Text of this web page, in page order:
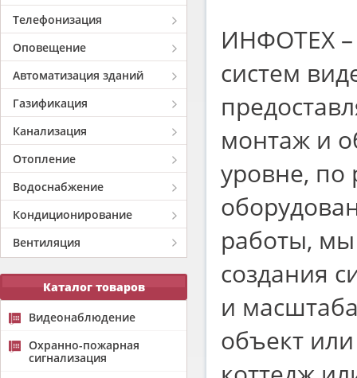
Телефонизация
Оповещение
Автоматизация зданий
Газификация
Канализация
Отопление
Водоснабжение
Кондиционирование
Вентиляция
Каталог товаров
Видеонаблюдение
Охранно-пожарная
сигнализация
ИНФОТЕХ –
систем
монтаж и
уровне, по
работы,
создания
и
объект